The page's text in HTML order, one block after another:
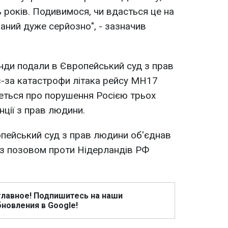
Подивимося, чи вдасться це на
дуже серйозно", - зазначив
подали в Європейський суд з прав
катастрофи літака рейсу МН17
про порушення Росією трьох
з прав людини.
суд з прав людини об'єднав
з позовом проти Нідерландів РФ
Подпишитесь на наши
в Google!